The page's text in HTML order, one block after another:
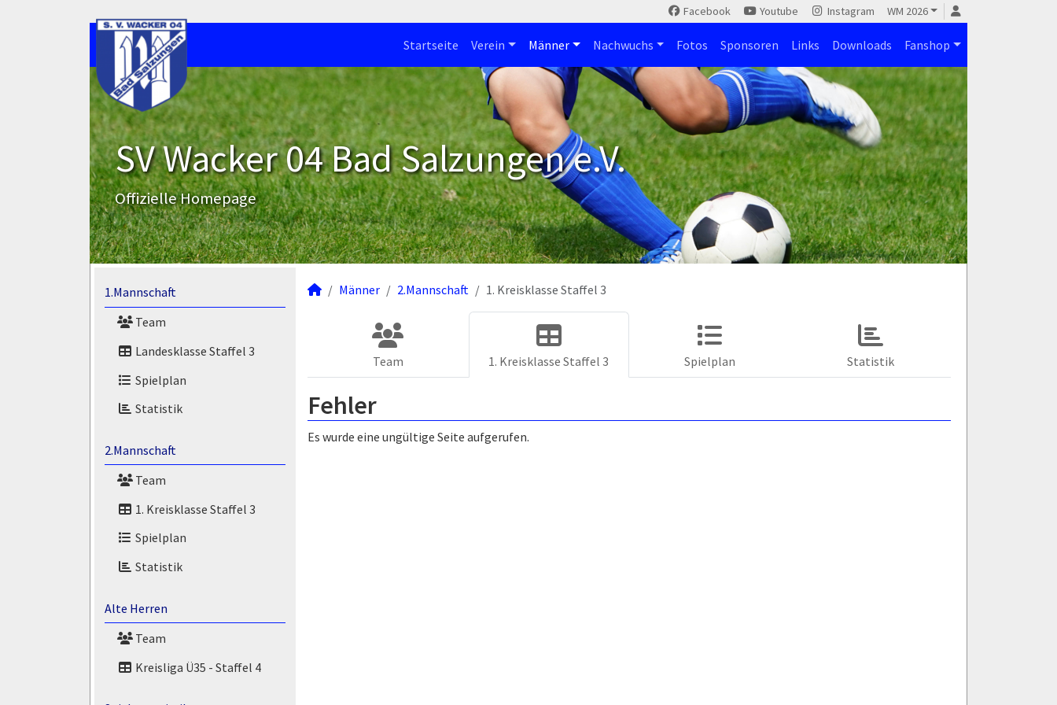
Facebook Youtube Instagram WM 2026
Startseite Verein Männer Nachwuchs Fotos Sponsoren Links Downloads Fanshop
SV Wacker 04 Bad Salzungen e.V.
Offizielle Homepage
1.Mannschaft
Team
Landesklasse Staffel 3
Spielplan
Statistik
2.Mannschaft
Team
1. Kreisklasse Staffel 3
Spielplan
Statistik
Alte Herren
Team
Kreisliga Ü35 - Staffel 4
Männer 2.Mannschaft 1. Kreisklasse Staffel 3
Team 1. Kreisklasse Staffel 3 Spielplan Statistik
Fehler
Es wurde eine ungültige Seite aufgerufen.